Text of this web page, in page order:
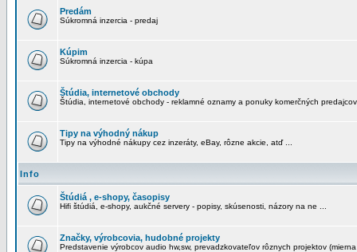
Predám
Súkromná inzercia - predaj
Kúpim
Súkromná inzercia - kúpa
Štúdia, internetové obchody
Štúdia, internetové obchody - reklamné oznamy a ponuky komerčných predajcov
Tipy na výhodný nákup
Tipy na výhodné nákupy cez inzeráty, eBay, rôzne akcie, atď ...
Info
Štúdiá , e-shopy, časopisy
Hifi štúdiá, e-shopy, aukčné servery - popisy, skúsenosti, názory na ne ...
Značky, výrobcovia, hudobné projekty
Predstavenie výrobcov audio hw,sw, prevadzkovateľov rôznych projektov